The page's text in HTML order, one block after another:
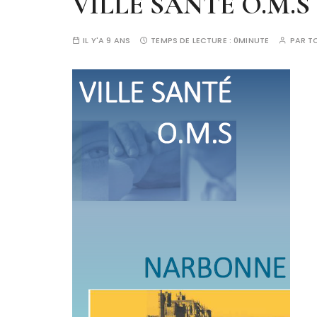
IL Y'A 9 ANS TEMPS DE LECTURE : 0MINUTE PAR